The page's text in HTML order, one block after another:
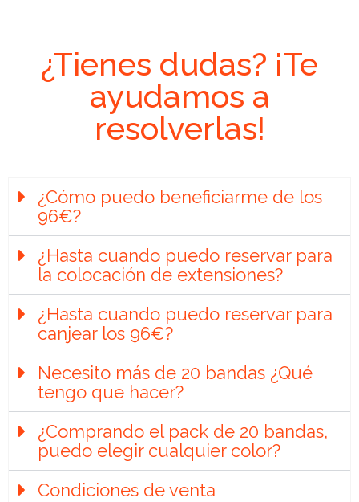
¿Tienes dudas? ¡Te
ayudamos a
resolverlas!
¿Cómo puedo beneficiarme de los
96€?
¿Hasta cuando puedo reservar para
la colocación de extensiones?
¿Hasta cuando puedo reservar para
canjear los 96€?
Necesito más de 20 bandas ¿Qué
tengo que hacer?
¿Comprando el pack de 20 bandas,
puedo elegir cualquier color?
Condiciones de venta